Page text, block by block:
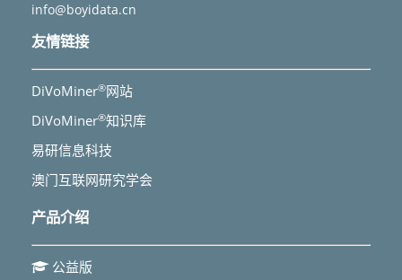
info@boyidata.cn
友情链接
DiVoMiner®网站
DiVoMiner®知识库
易研信息科技
澳门互联网研究学会
产品介绍
公益版